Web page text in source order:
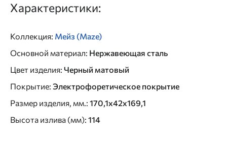
Характеристики:
Коллекция: Мейз (Maze)
Основной материал: Нержавеющая сталь
Цвет изделия: Черный матовый
Покрытие: Электрофоретическое покрытие
Размер изделия, мм.: 170,1х42х169,1
Высота излива (мм): 114